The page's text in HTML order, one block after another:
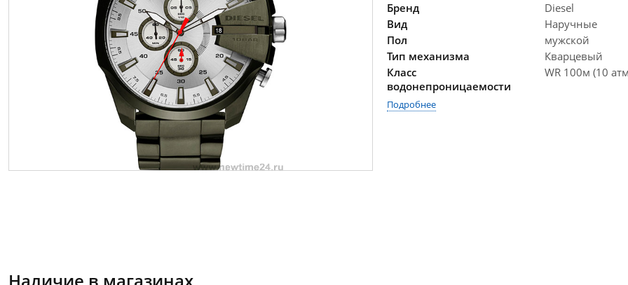
Бренд
Diesel
Вид
Наручные
Пол
мужской
Тип механизма
Кварцевый
Класс
водонепроницаемости
WR 100м (10
Подробнее